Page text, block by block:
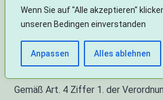
Wenn Sie auf "Alle akzeptieren"
unseren Bedingen einverstanden
Anpassen Alles ablehnen
Erforderlichkeit sowie zum
eines funktionsfähigen und
Internetauftritts, inklusive seiner
angebotenen Leistungen,
Gemäß Art. 4 Ziffer 1. der